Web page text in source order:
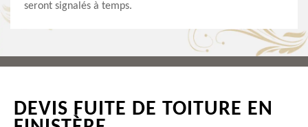
seront signalés à temps.
DEVIS FUITE DE TOITURE EN